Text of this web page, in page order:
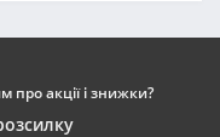
про акції і знижки?